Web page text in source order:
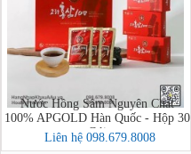
Nước Hồng Sâm Nguyên Chất
100% APGOLD Hàn Quốc - Hộp 30
Gói
Liên hệ 098.679.8008